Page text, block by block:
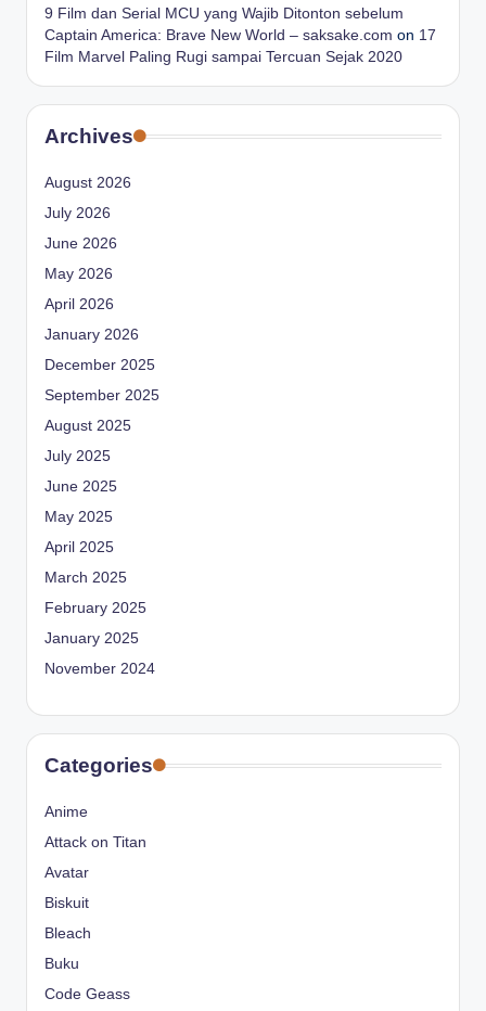
9 Film dan Serial MCU yang Wajib Ditonton sebelum
Captain America: Brave New World – saksake.com on 17
Film Marvel Paling Rugi sampai Tercuan Sejak 2020
Archives
August 2026
July 2026
June 2026
May 2026
April 2026
January 2026
December 2025
September 2025
August 2025
July 2025
June 2025
May 2025
April 2025
March 2025
February 2025
January 2025
November 2024
Categories
Anime
Attack on Titan
Avatar
Biskuit
Bleach
Buku
Code Geass